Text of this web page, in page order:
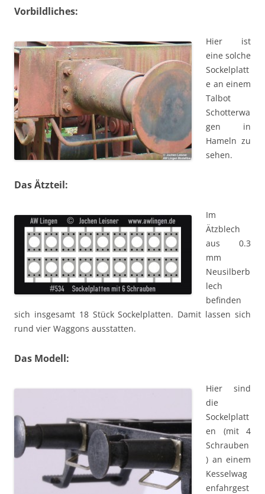
Vorbildliches:
Hier ist
eine solche
Sockelplatt
e an einem
Talbot
Schotterwa
gen in
Hameln zu
sehen.
Das Ätzteil:
Im
Ätzblech
aus 0.3
mm
Neusilberb
lech
befinden
sich insgesamt 18 Stück Sockelplatten. Damit lassen sich
rund vier Waggons ausstatten.
Das Modell:
Hier sind
die
Sockelplatt
en (mit 4
Schrauben
) an einem
Kesselwag
enfahrgest